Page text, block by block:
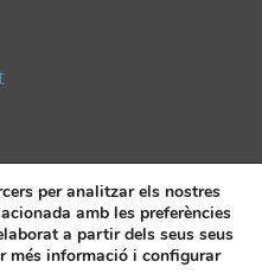
per analitzar els nostres
amb les preferències
a partir dels seus seus
més informació i configurar